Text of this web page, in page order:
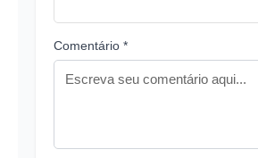
Comentário *